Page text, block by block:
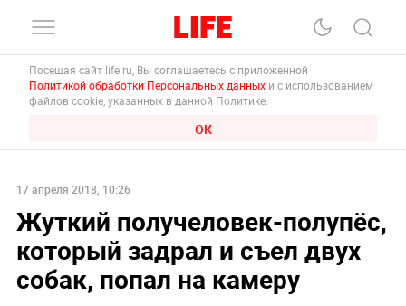
Посещая сайт life.ru, Вы соглашаетесь с приложенной
Политикой обработки Персональных данных и с использованием
файлов cookie, указанных в данной Политике.
ОК
17 апреля 2018, 10:26
Жуткий получеловек-полупёс,
который задрал и съел двух
собак, попал на камеру